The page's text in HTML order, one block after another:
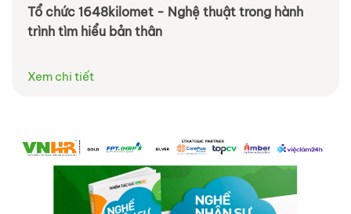
Tổ chức 1648kilomet - Nghệ thuật trong hành
trình tìm hiểu bản thân
Xem chi tiết